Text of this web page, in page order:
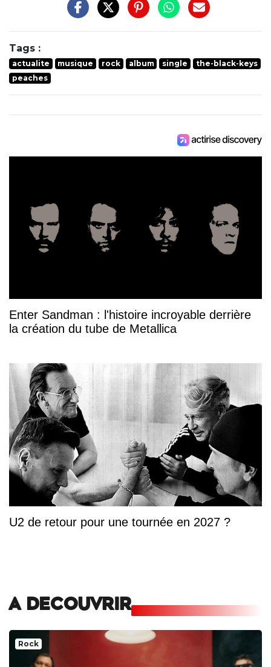
Tags :
actualite musique rock album single
the-black-keys
peaches
Enter Sandman : l'histoire incroyable derrière
la création du tube de Metallica
U2 de retour pour une tournée en 2027 ?
A DECOUVRIR
Rock